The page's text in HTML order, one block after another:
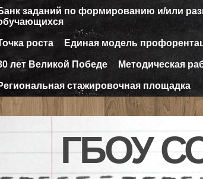
заданий по формированию и/или
роста Единая модель
лет Великой Победе Методическая
стажировочная площадка
ГБОУ